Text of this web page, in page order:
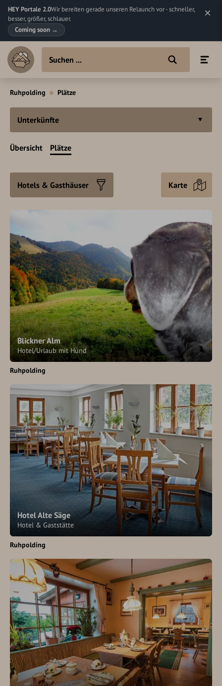
HEY Portale 2.0Wir bereiten gerade unseren Relaunch vor - schneller,
besser, größer, schlauer.
Coming soon →
Ruhpolding Plätze
Unterkünfte
Übersicht Plätze
Hotels & Gasthäuser Karte
Blickner Alm
Hotel/Urlaub mit Hund
Ruhpolding
Hotel Alte Säge
Hotel & Gaststätte
Ruhpolding